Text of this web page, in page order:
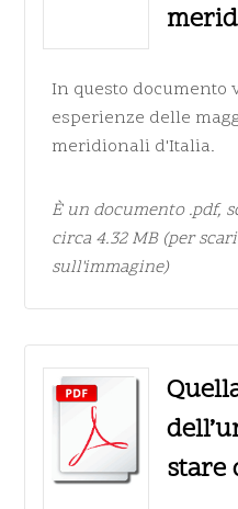
In questo documento
esperienze delle
meridionali d'Italia.
È un documento.pdf,
circa 4.32 MB (per
sull'immagine)
stare